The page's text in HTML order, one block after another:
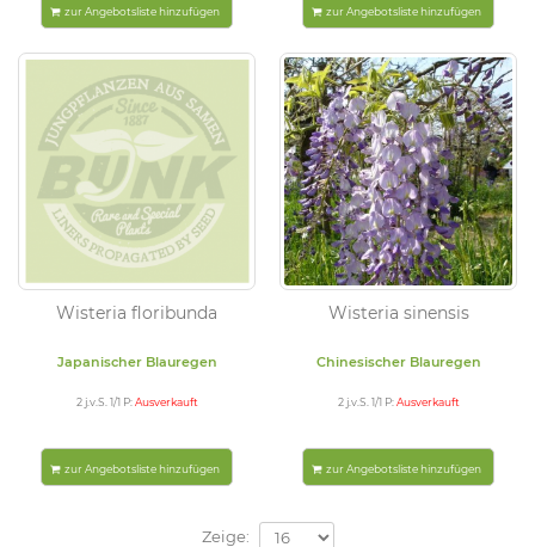
zur Angebotsliste hinzufügen zur Angebotsliste hinzufügen
Wisteria floribunda
Japanischer Blauregen
2 j.v.S. 1/1 P: Ausverkauft
zur Angebotsliste hinzufügen
Wisteria sinensis
Chinesischer Blauregen
2 j.v.S. 1/1 P: Ausverkauft
zur Angebotsliste hinzufügen
Zeige: